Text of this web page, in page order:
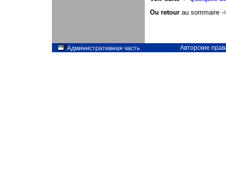
Ou retour au sommaire
Административная часть Авторские